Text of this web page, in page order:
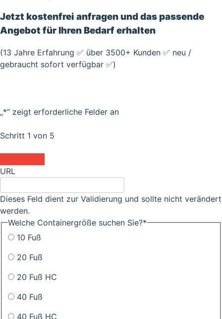
Jetzt kostenfrei anfragen und das passende
Angebot für Ihren Bedarf erhalten
(13 Jahre Erfahrung ✅ über 3500+ Kunden ✅ neu /
gebraucht sofort verfügbar ✅)
„*“ zeigt erforderliche Felder an
Schritt 1 von 5
URL
Dieses Feld dient zur Validierung und sollte nicht verändert
werden.
Welche Containergröße suchen Sie?*
10 Fuß
20 Fuß
20 Fuß HC
40 Fuß
40 Fuß HC